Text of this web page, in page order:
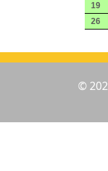
19
26
©